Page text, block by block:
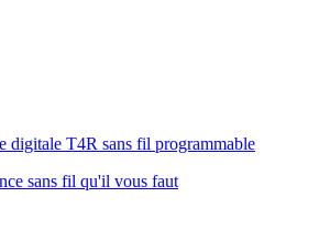
digitale T4R sans fil programmable
sans fil qu'il vous faut